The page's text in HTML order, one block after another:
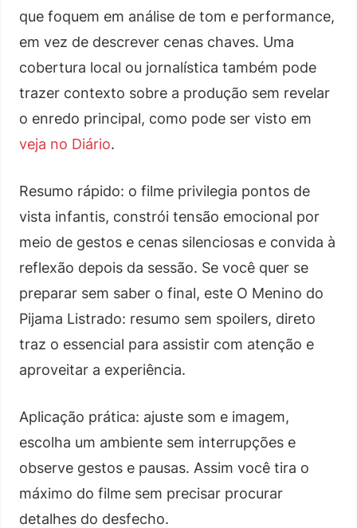
que foquem em análise de tom e performance,
em vez de descrever cenas chaves. Uma
cobertura local ou jornalística também pode
trazer contexto sobre a produção sem revelar
o enredo principal, como pode ser visto em
veja no Diário.
Resumo rápido: o filme privilegia pontos de
vista infantis, constrói tensão emocional por
meio de gestos e cenas silenciosas e convida à
reflexão depois da sessão. Se você quer se
preparar sem saber o final, este O Menino do
Pijama Listrado: resumo sem spoilers, direto
traz o essencial para assistir com atenção e
aproveitar a experiência.
Aplicação prática: ajuste som e imagem,
escolha um ambiente sem interrupções e
observe gestos e pausas. Assim você tira o
máximo do filme sem precisar procurar
detalhes do desfecho.